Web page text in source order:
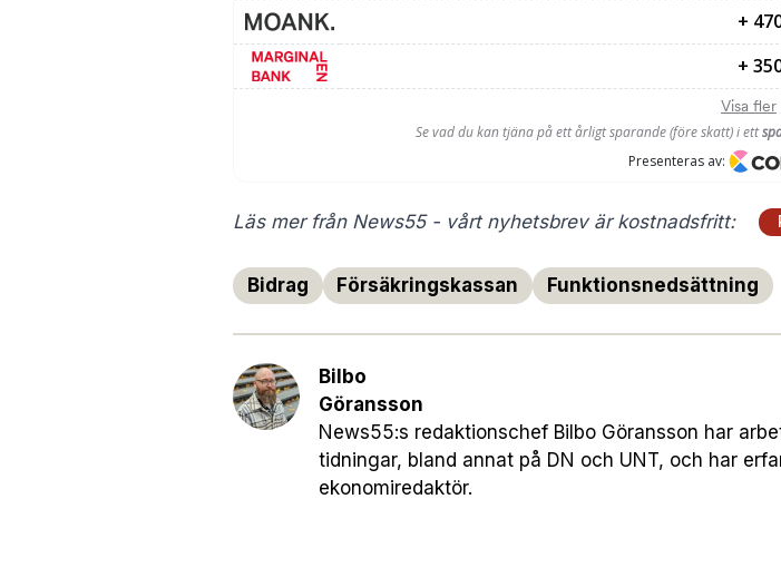
Läs mer från News55 - vårt nyhetsbrev är kostnadsfritt:
Bidrag Försäkringskassan Funktionsnedsättning
Bilbo
Göransson
News55:s redaktionschef Bilbo Göransson har
tidningar, bland annat på DN och UNT, och har
ekonomiredaktör.